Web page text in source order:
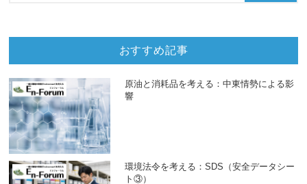
おすすめ記事
原油と消耗品を考える：中東情勢による影
響
環境法令を考える：SDS（安全データシー
ト③）